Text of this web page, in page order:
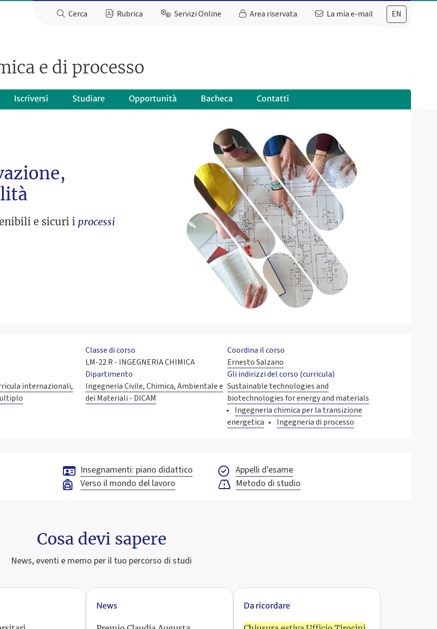
EN
Cerca Rubrica Servizi Online Area riservata La mia e-mail
e di processo
Iscriversi Studiare Opportunità Bacheca Contatti
e sicuri i processi
Classe di corso
LM-22 R - INGEGNERIA CHIMICA
Coordina il corso
Ernesto Salzano
internazionali,
Dipartimento
Ingegneria Civile, Chimica, Ambientale e
dei Materiali - DICAM
Gli indirizzi del corso (curricula)
Sustainable technologies and
biotechnologies for energy and materials
Ingegneria chimica per la transizione
energetica
Ingegneria di processo
Insegnamenti: piano didattico
Appelli d'esame
Verso il mondo del lavoro Metodo di studio
Cosa devi sapere
News, eventi e memo per il tuo percorso di studi
News Da ricordare